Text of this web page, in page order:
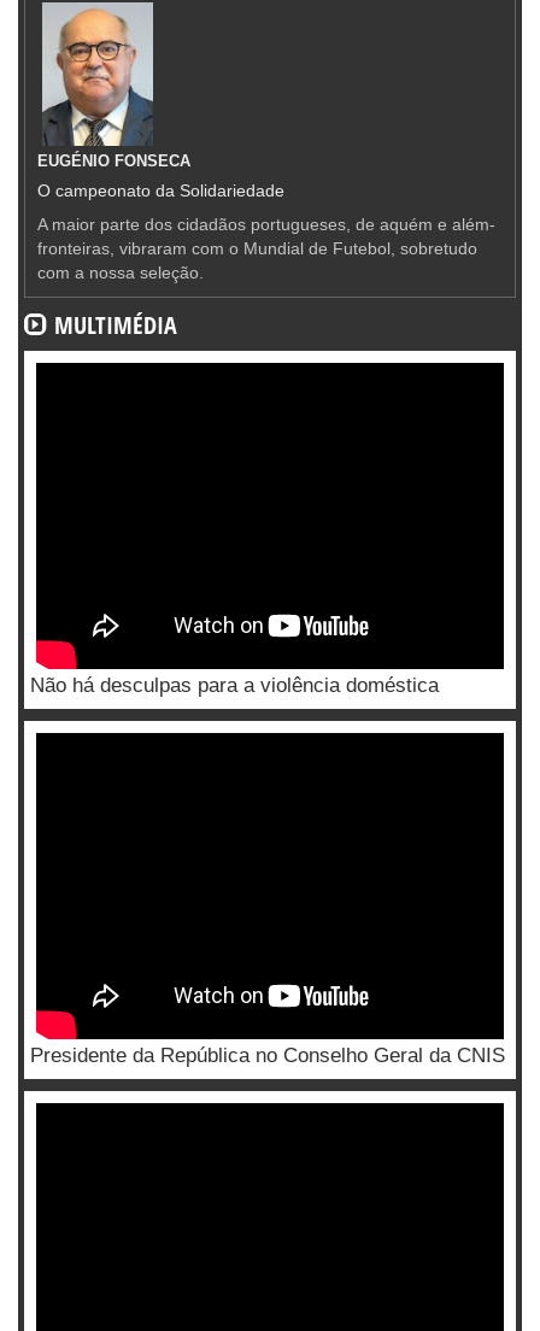
EUGÉNIO FONSECA
O campeonato da Solidariedade
A maior parte dos cidadãos portugueses, de aquém e além-
fronteiras, vibraram com o Mundial de Futebol, sobretudo
com a nossa seleção.
MULTIMÉDIA
Não há desculpas para a violência doméstica
Presidente da República no Conselho Geral da CNIS